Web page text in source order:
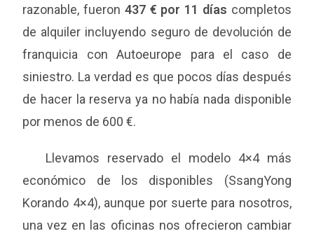
razonable, fueron 437 € por 11 días completos
de alquiler incluyendo seguro de devolución de
franquicia con Autoeurope para el caso de
siniestro. La verdad es que pocos días después
de hacer la reserva ya no había nada disponible
por menos de 600 €.
Llevamos reservado el modelo 4×4 más
económico de los disponibles (SsangYong
Korando 4×4), aunque por suerte para nosotros,
una vez en las oficinas nos ofrecieron cambiar